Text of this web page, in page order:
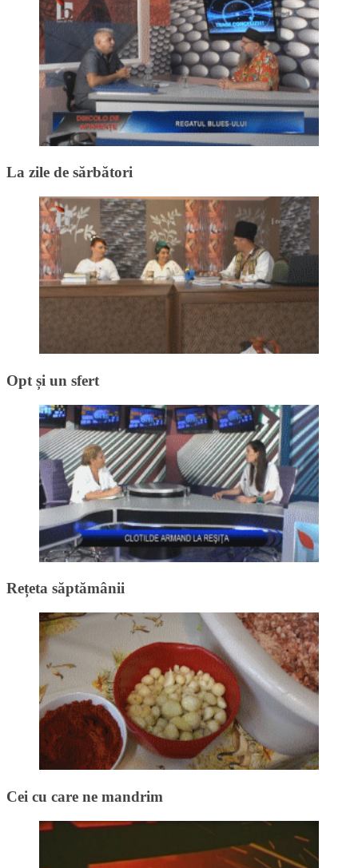
La zile de sărbători
Opt și un sfert
Rețeta săptămânii
Cei cu care ne mandrim